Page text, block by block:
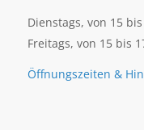
Dienstags, von 15
Freitags, von 15 bis
Öffnungszeiten &